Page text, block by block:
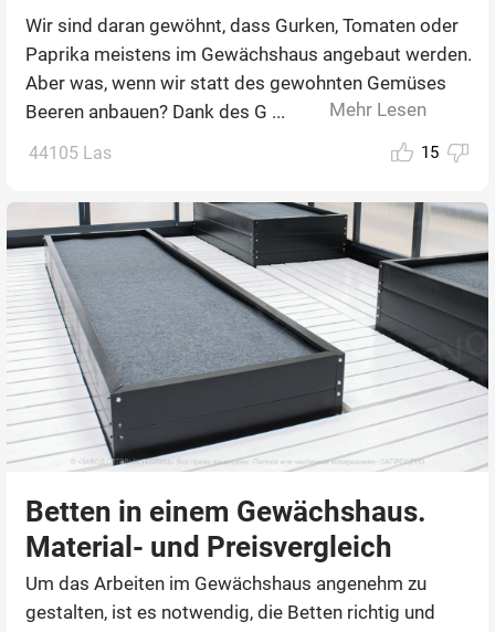
Wir sind daran gewöhnt, dass Gurken, Tomaten oder
Paprika meistens im Gewächshaus angebaut werden.
Aber was, wenn wir statt des gewohnten Gemüses
Beeren anbauen? Dank des G ...
Mehr Lesen
44105 Las 15
Betten in einem Gewächshaus.
Material- und Preisvergleich
Um das Arbeiten im Gewächshaus angenehm zu
gestalten, ist es notwendig, die Betten richtig und